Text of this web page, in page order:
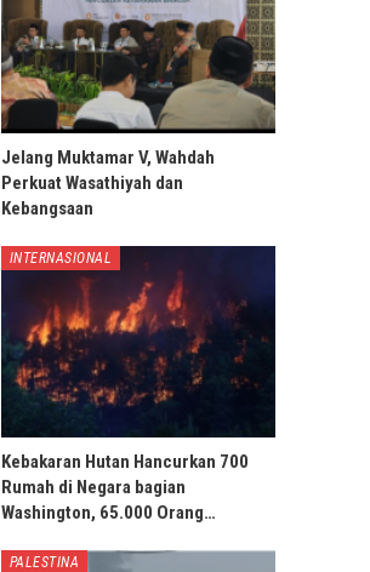
Jelang Muktamar V, Wahdah
Perkuat Wasathiyah dan
Kebangsaan
INTERNASIONAL
Kebakaran Hutan Hancurkan 700
Rumah di Negara bagian
Washington, 65.000 Orang…
PALESTINA